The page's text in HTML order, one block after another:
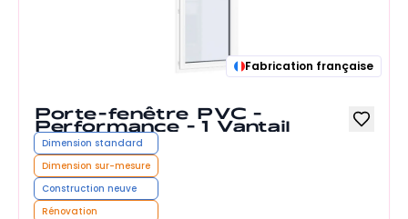
Fabrication française
Porte-fenêtre PVC -
Performance - 1 Vantail
Dimension standard
Dimension sur-mesure
Construction neuve
Rénovation